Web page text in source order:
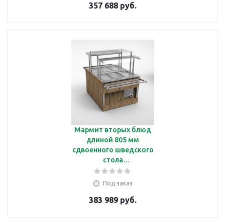
357 688 руб.
Мармит вторых блюд
длиной 805 мм
сдвоенного шведского
стола
Челябторгтехника
RМ41А2
Под заказ
383 989 руб.